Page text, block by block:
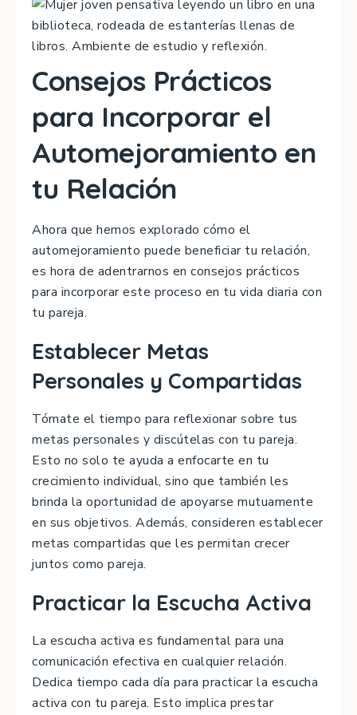
Consejos Prácticos
para Incorporar el
Automejoramiento en
tu Relación
Ahora que hemos explorado cómo el
automejoramiento puede beneficiar tu relación,
es hora de adentrarnos en consejos prácticos
para incorporar este proceso en tu vida diaria con
tu pareja.
Establecer Metas
Personales y Compartidas
Tómate el tiempo para reflexionar sobre tus
metas personales y discútelas con tu pareja.
Esto no solo te ayuda a enfocarte en tu
crecimiento individual, sino que también les
brinda la oportunidad de apoyarse mutuamente
en sus objetivos. Además, consideren establecer
metas compartidas que les permitan crecer
juntos como pareja.
Practicar la Escucha Activa
La escucha activa es fundamental para una
comunicación efectiva en cualquier relación.
Dedica tiempo cada día para practicar la escucha
activa con tu pareja. Esto implica prestar